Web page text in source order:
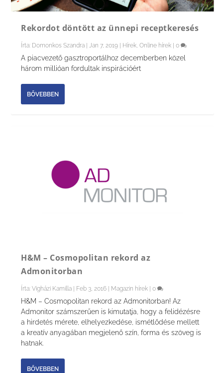
Rekordot döntött az ünnepi receptkeresés
Írta: Domonkos Szandra |Jan 7, 2019 Hírek,Online hírek |0
A piacvezető gasztroportálhoz decemberben közel
három millióan fordultak inspirációért
BŐVEBBEN
H&M – Cosmopolitan rekord az
Admonitorban
Írta:Vigházi Kamilla Feb 3, 2016 Magazin hírek |0
H&M – Cosmopolitan rekord az Admonitorban! Az
Admonitor számszerűen is kimutatja, hogy a felidézésre
a hirdetés mérete, elhelyezkedése, ismétlődése mellett
a kreatív anyagában megjelenő szín, forma és szöveg is
hatnak.
BŐVEBBEN